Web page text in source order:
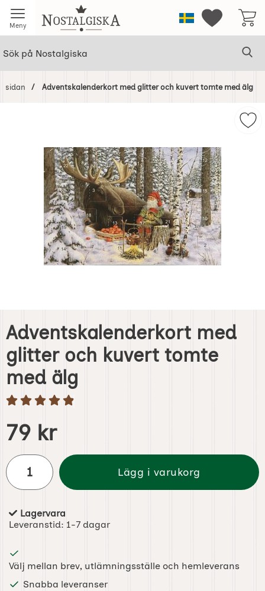
Meny Startsidan för NostalgiskaSverigeMina
Adventskalenderkort med glitter och kuvert tomte med älg
Adventskalenderkort med
glitter och kuvert tomte
med älg
pris
79 kr
antal
Lägg i varukorg
Tillgänglighet:
Lagervara
Leveranstid: 1-7 dagar
Välj mellan brev, utlämningsställe och hemleverans
Snabba leveranser